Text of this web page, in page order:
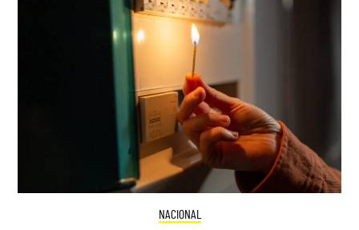
NACIONAL